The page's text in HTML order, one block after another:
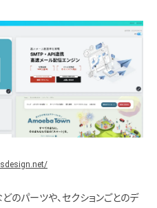
のパーツや、セクションごとのデ